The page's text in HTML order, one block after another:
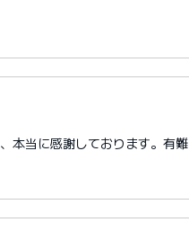
本当に感謝しております。有難